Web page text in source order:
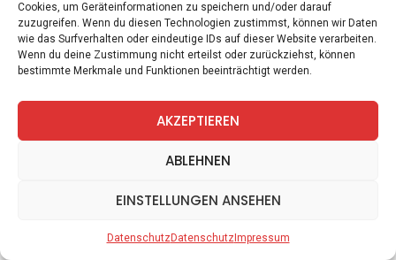
Cookies, um Geräteinformationen zu speichern und/oder darauf
zuzugreifen. Wenn du diesen Technologien zustimmst, können wir Daten
wie das Surfverhalten oder eindeutige IDs auf dieser Website verarbeiten.
Wenn du deine Zustimmung nicht erteilst oder zurückziehst, können
bestimmte Merkmale und Funktionen beeinträchtigt werden.
AKZEPTIEREN
ABLEHNEN
EINSTELLUNGEN ANSEHEN
DatenschutzDatenschutzImpressum
Spiele Zitate Kontakt Datenschutz Impressum